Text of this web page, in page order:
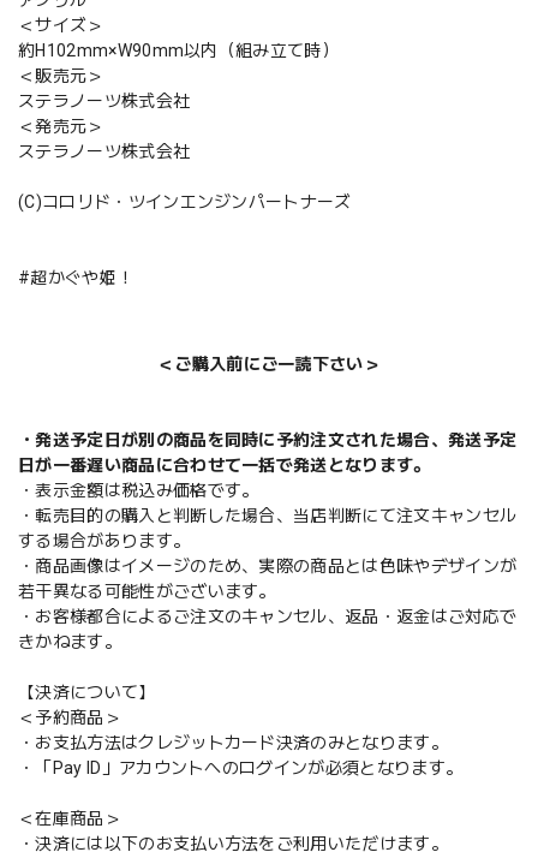
＜サイズ＞
約H102mm×W90mm以内（組み立て時）
＜販売元＞
ステラノーツ株式会社
＜発売元＞
ステラノーツ株式会社
(C)コロリド・ツインエンジンパートナーズ
#超かぐや姫！
＜ご購入前にご一読下さい＞
・発送予定日が別の商品を同時に予約注文された場合、発送予定
日が一番遅い商品に合わせて一括で発送となります。
・表示金額は税込み価格です。
・転売目的の購入と判断した場合、当店判断にて注文キャンセル
する場合があります。
・商品画像はイメージのため、実際の商品とは色味やデザインが
若干異なる可能性がございます。
・お客様都合によるご注文のキャンセル、返品・返金はご対応で
きかねます。
【決済について】
＜予約商品＞
・お支払方法はクレジットカード決済のみとなります。
・「Pay ID」アカウントへのログインが必須となります。
＜在庫商品＞
・決済には以下のお支払い方法をご利用いただけます。